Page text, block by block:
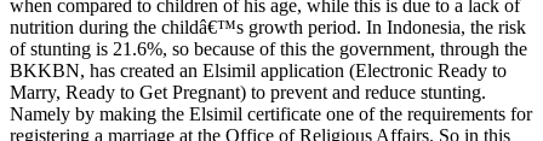
when compared to children of his age, while this is due to a lack of
nutrition during the childâ€™s growth period. In Indonesia, the risk
of stunting is 21.6%, so because of this the government, through the
BKKBN, has created an Elsimil application (Electronic Ready to
Marry, Ready to Get Pregnant) to prevent and reduce stunting.
Namely by making the Elsimil certificate one of the requirements for
registering a marriage at the Office of Religious Affairs. So in this